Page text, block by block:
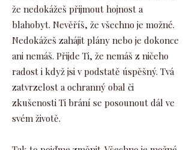
že nedokážeš přijmout hojnost a
blahobyt. Nevěříš, že všechno je možné.
Nedokážeš zahájit plány nebo je dokonce
ani nemáš. Přijde Ti, že nemáš z ničeho
radost i když jsi v podstatě úspěšný. Tvá
zatvrzelost a ochranný obal či
zkušenosti Ti brání se posounout dál ve
svém životě.